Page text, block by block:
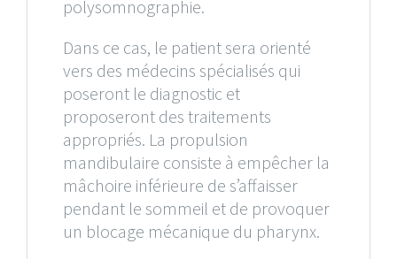
polysomnographie.
Dans ce cas, le patient sera orienté
vers des médecins spécialisés qui
poseront le diagnostic et
proposeront des traitements
appropriés. La propulsion
mandibulaire consiste à empêcher la
mâchoire inférieure de s’affaisser
pendant le sommeil et de provoquer
un blocage mécanique du pharynx.